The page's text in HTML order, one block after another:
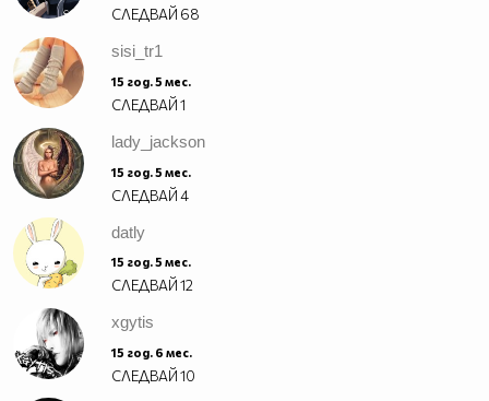
СЛЕДВАЙ 68
sisi_tr1
15 год. 5 мес.
СЛЕДВАЙ1
lady_jackson
15 год. 5 мес.
СЛЕДВАЙ4
datly
15 год. 5 мес.
СЛЕДВАЙ12
xgytis
15 год. 6 мес.
СЛЕДВАЙ10